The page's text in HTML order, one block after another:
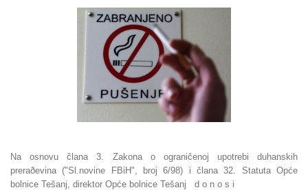
Na osnovu člana 3. Zakona o ograničenoj upotrebi duhanskih
preraðevina ("Sl.novine FBiH", broj 6/98) i člana 32. Statuta Opće
bolnice Tešanj, direktor Opće bolnice Tešanj d o n o s i